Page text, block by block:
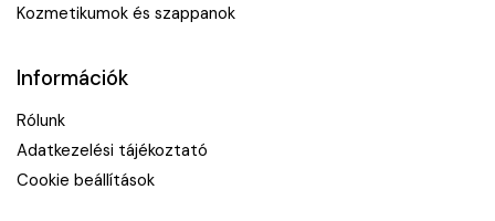
Kozmetikumok és szappanok
Információk
Rólunk
Adatkezelési tájékoztató
Cookie beállítások